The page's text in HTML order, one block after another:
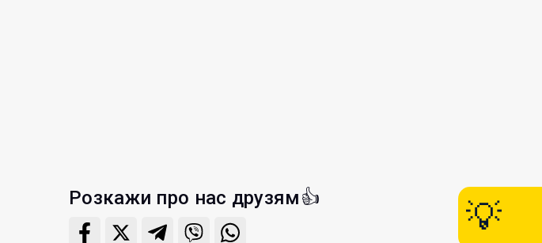
Розкажи про нас друзям👍